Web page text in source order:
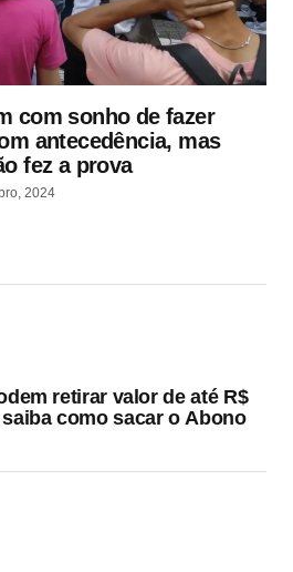
com sonho de fazer
antecedência, mas
fez a prova
2024
retirar valor de até R$
saiba como sacar o Abono